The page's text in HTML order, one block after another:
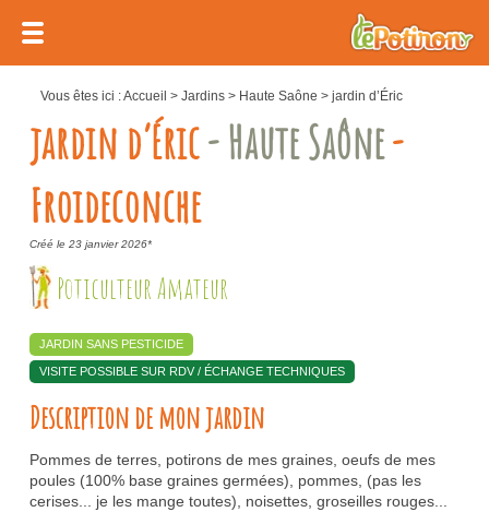
Vous êtes ici :Accueil > Jardins> Haute Saône > jardin d’Éric
jardin d’Éric- Haute Saône-
Froideconche
Créé le 23 janvier 2026*
Poticulteur Amateur
JARDIN SANS PESTICIDE
VISITE POSSIBLE SUR RDV / ÉCHANGE TECHNIQUES
Description de mon jardin
Pommes de terres, potirons de mes graines, oeufs de mes
poules (100% base graines germées), pommes, (pas les
cerises... je les mange toutes), noisettes, groseilles rouges...